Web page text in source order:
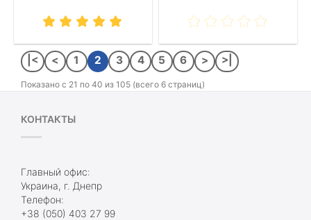
|< < 1 2 3 4 5 6 > >|
Показано с 21 по 40 из 105 (всего 6 страниц)
КОНТАКТЫ
Главный офис:
Украина, г. Днепр
Телефон:
+38 (050) 403 27 99